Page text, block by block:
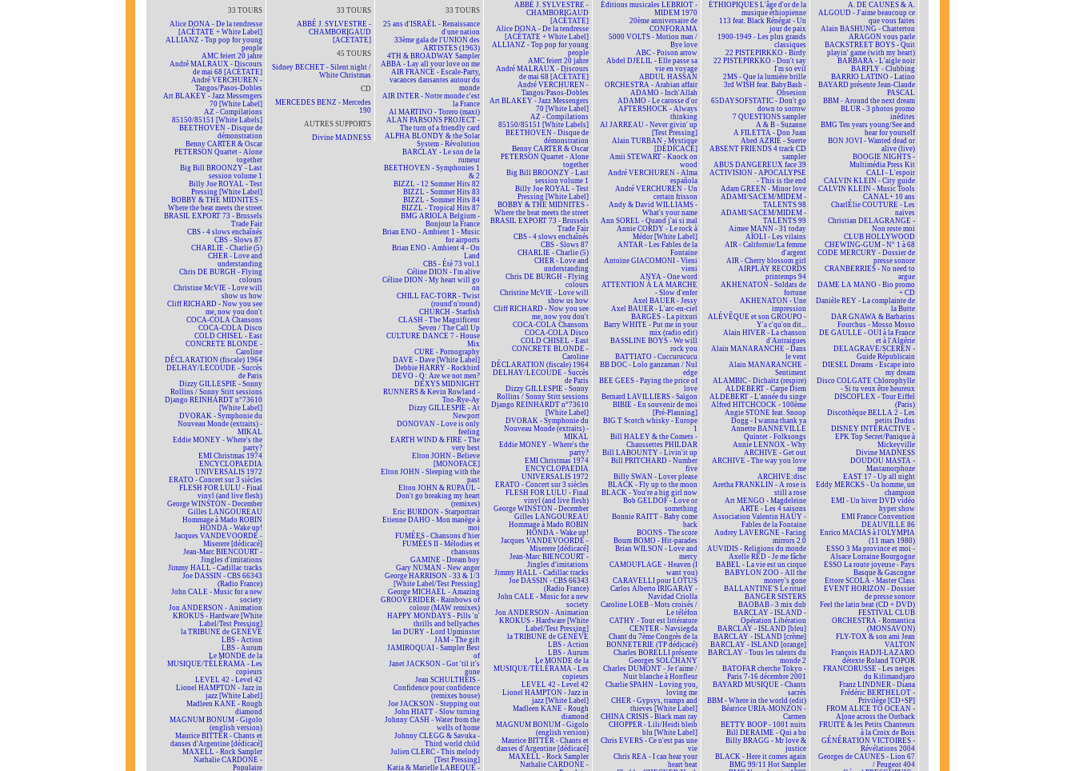
33 TOURS
Alice DONA - De la tendresse
[ACÉTATE + White Label]
ALLIANZ - Top pop for young
people
AMC feiert 20 jahre
André MALRAUX - Discours
de mai 68 [ACÉTATE]
André VERCHUREN -
Tangos/Pasos-Dobles
Art BLAKEY - Jazz Messengers
70 [White Label]
AZ - Compilations
85150/85151 [White Labels]
BEETHOVEN - Disque de
démonstration
Benny CARTER & Oscar
PETERSON Quartet - Alone
together
Big Bill BROONZY - Last
session volume 1
Billy Joe ROYAL - Test
Pressing [White Label]
BOBBY & THE MIDNITES -
Where the beat meets the street
BRASIL EXPORT 73 - Brussels
Trade Fair
CBS - 4 slows enchaînés
CBS - Slows 87
CHARLIE - Charlie (5)
CHER - Love and
understanding
Chris DE BURGH - Flying
colours
Christine McVIE - Love will
show us how
Cliff RICHARD - Now you see
me, now you don't
COCA-COLA Chansons
COCA-COLA Disco
COLD CHISEL - East
CONCRETE BLONDE -
Caroline
DÉCLARATION (fiscale) 1964
DELHAY/LECOUDE - Succès
de Paris
Dizzy GILLESPIE - Sonny
Rollins / Sonny Stitt sessions
Django REINHARDT n°73610
[White Label]
DVORAK - Symphonie du
Nouveau Monde (extraits) -
MIKAL
Eddie MONEY - Where's the
party?
EMI Christmas 1974
ENCYCLOPAEDIA
UNIVERSALIS 1972
ERATO - Concert sur 3 siècles
FLESH FOR LULU - Final
vinyl (and live flesh)
George WINSTON - December
Gilles LANGOUREAU
Hommage à Mado ROBIN
HONDA - Wake up!
Jacques VANDEVOORDE -
Miserere [dédicacé]
Jean-Marc BIENCOURT -
Jingles d'imitations
Jimmy HALL - Cadillac tracks
Joe DASSIN - CBS 66343
(Radio France)
John CALE - Music for a new
society
Jon ANDERSON - Animation
KROKUS - Hardware [White
Label/Test Pressing]
la TRIBUNE de GENÈVE
LBS - Action
LBS - Aurum
Le MONDE de la
MUSIQUE/TÉLÉRAMA - Les
copieurs
LEVEL 42 - Level 42
Lionel HAMPTON - Jazz in
jazz [White Label]
Madleen KANE - Rough
diamond
MAGNUM BONUM - Gigolo
(english version)
Maurice BITTER - Chants et
danses d'Argentine [dédicacé]
MAXELL - Rock Sampler
Nathalie CARDONE -
Populaire
33 TOURS
ABBÉ J. SYLVESTRE -
CHAMBORIGAUD
[ACÉTATE]
45 TOURS
Sidney BECHET - Silent night /
White Christmas
CD
MERCEDES BENZ - Mercedes
190
AUTRES SUPPORTS
Divine MADNESS
33 TOURS
25 ans d'ISRAËL - Renaissance
d'une nation
33ème gala de l'UNION des
ARTISTES (1963)
4TH & BROADWAY Sampler
ABBA - Lay all your love on me
AIR FRANCE - Escale-Party,
vacances dansantes autour du
monde
AIR INTER - Notre monde c'est
la France
Al MARTINO - Torero (maxi)
ALAN PARSONS PROJECT -
The turn of a friendly card
ALPHA BLONDY & the Solar
System - Révolution
BARCLAY - Le son de la
rumeur
BEETHOVEN - Symphonies 1
& 2
BIZZL - 12 Sommer Hits 82
BIZZL - Sommer Hits 83
BIZZL - Sommer Hits 84
BIZZL - Tropical Hits 87
BMG ARIOLA Belgium -
Bonjour la France
Brian ENO - Ambient 1 - Music
for airports
Brian ENO - Ambient 4 - On
Land
CBS - Été 73 vol.1
Céline DION - I'm alive
Céline DION - My heart will go
on
CHILL FAC-TORR - Twist
(round'n'round)
CHURCH - Starfish
CLASH - The Magnificent
Seven / The Call Up
CULTURE DANCE 7 - House
Mix
CURE - Pornography
DAVE - Dave [White Label]
Debbie HARRY - Rockbird
DEVO - Q: Are we not men?
DEXYS MIDNIGHT
RUNNERS & Kevin Rowland -
Too-Rye-Ay
Dizzy GILLESPIE - At
Newport
DONOVAN - Love is only
feeling
EARTH WIND & FIRE - The
very best
Elton JOHN - Believe
[MONOFACE]
Elton JOHN - Sleeping with the
past
Elton JOHN & RUPAUL -
Don't go breaking my heart
(remixes)
Eric BURDON - Starportrait
Etienne DAHO - Mon manège à
moi
FUMÉES - Chansons d'hier
FUMÉES II - Mélodies et
chansons
GAMINE - Dream boy
Gary NUMAN - New anger
George HARRISON - 33 & 1/3
[White Label/Test Pressing]
George MICHAEL - Amazing
GROOVERIDER - Rainbows of
colour (MAW remixes)
HAPPY MONDAYS - Pills 'n'
thrills and bellyaches
Ian DURY - Lord Upminster
JAM - The gift
JAMIROQUAI - Sampler Best
of
Janet JACKSON - Got 'til it's
gone
Jean SCHULTHEIS -
Confidence pour confidence
(remixes house)
Joe JACKSON - Stepping out
John HIATT - Slow turning
Johnny CASH - Water from the
wells of home
Johnny CLEGG & Savuka -
Third world child
Julien CLERC - This melody
[Test Pressing]
Katia & Marielle LABEQUE -
ABBÉ J. SYLVESTRE -
CHAMBORIGAUD
[ACÉTATE]
Alice DONA - De la tendresse
[ACÉTATE + White Label]
ALLIANZ - Top pop for young
people
AMC feiert 20 jahre
André MALRAUX - Discours
de mai 68 [ACÉTATE]
André VERCHUREN -
Tangos/Pasos-Dobles
Art BLAKEY - Jazz Messengers
70 [White Label]
AZ - Compilations
85150/85151 [White Labels]
BEETHOVEN - Disque de
démonstration
Benny CARTER & Oscar
PETERSON Quartet - Alone
together
Big Bill BROONZY - Last
session volume 1
Billy Joe ROYAL - Test
Pressing [White Label]
BOBBY & THE MIDNITES -
Where the beat meets the street
BRASIL EXPORT 73 - Brussels
Trade Fair
CBS - 4 slows enchaînés
CBS - Slows 87
CHARLIE - Charlie (5)
CHER - Love and
understanding
Chris DE BURGH - Flying
colours
Christine McVIE - Love will
show us how
Cliff RICHARD - Now you see
me, now you don't
COCA-COLA Chansons
COCA-COLA Disco
COLD CHISEL - East
CONCRETE BLONDE -
Caroline
DÉCLARATION (fiscale) 1964
DELHAY/LECOUDE - Succès
de Paris
Dizzy GILLESPIE - Sonny
Rollins / Sonny Stitt sessions
Django REINHARDT n°73610
[White Label]
DVORAK - Symphonie du
Nouveau Monde (extraits) -
MIKAL
Eddie MONEY - Where's the
party?
EMI Christmas 1974
ENCYCLOPAEDIA
UNIVERSALIS 1972
ERATO - Concert sur 3 siècles
FLESH FOR LULU - Final
vinyl (and live flesh)
George WINSTON - December
Gilles LANGOUREAU
Hommage à Mado ROBIN
HONDA - Wake up!
Jacques VANDEVOORDE -
Miserere [dédicacé]
Jean-Marc BIENCOURT -
Jingles d'imitations
Jimmy HALL - Cadillac tracks
Joe DASSIN - CBS 66343
(Radio France)
John CALE - Music for a new
society
Jon ANDERSON - Animation
KROKUS - Hardware [White
Label/Test Pressing]
la TRIBUNE de GENÈVE
LBS - Action
LBS - Aurum
Le MONDE de la
MUSIQUE/TÉLÉRAMA - Les
copieurs
LEVEL 42 - Level 42
Lionel HAMPTON - Jazz in
jazz [White Label]
Madleen KANE - Rough
diamond
MAGNUM BONUM - Gigolo
(english version)
Maurice BITTER - Chants et
danses d'Argentine [dédicacé]
MAXELL - Rock Sampler
Nathalie CARDONE -
Éditions musicales LEBRIOT -
MIDEM 1970
20ème anniversaire de
CONFORAMA
5000 VOLTS - Motion man /
Bye love
ABC - Poison arrow
Abdel DJELIL - Elle passe sa
vie en voyage
ABDUL HASSAN
ORCHESTRA - Arabian affair
ADAMO - Inch'Allah
ADAMO - Le carosse d'or
AFTERSHOCK - Always
thinking
Al JARREAU - Never givin' up
[Test Pressing]
Alain TURBAN - Mystique
[DÉDICACÉ]
Amii STEWART - Knock on
wood
André VERCHUREN - Alma
española
André VERCHUREN - Un
certain frisson
Andy & David WILLIAMS -
What's your name
Ann SOREL - Quand j'ai si mal
Annie CORDY - Le rock à
Médor [White Label]
ANTAR - Les Fables de la
Fontaine
Antoine GIACOMONI - Vieni
vieni
ANYA - One word
ATTENTION À LA MARCHE
- Slow d'enfer
Axel BAUER - Jessy
Axel BAUER - L'arc-en-ciel
BARGES - La pitxuri
Barry WHITE - Put me in your
mix (radio edit)
BASSLINE BOYS - We will
rock you
BATTIATO - Cuccurucucu
BB DOC - Lolo ganzaman / Nul
edge
BEE GEES - Paying the price of
love
Bernard LAVILLIERS - Saïgon
BIBIE - En souvenir de moi
[Pré-Planning]
BIG T Scotch whisky - Europe
1
Bill HALEY & the Comets -
Chaussettes PHILDAR
Bill LABOUNTY - Livin'it up
Bill PRITCHARD - Number
five
Billy SWAN - Lover please
BLACK - Fly up to the moon
BLACK - You're a big girl now
Bob GELDOF - Love or
something
Bonnie RAITT - Baby come
back
BOONS - The score
Boum BOMO - Hit-parades
Brian WILSON - Love and
mercy
CAMOUFLAGE - Heaven (I
want you)
CARAVELLI pour LOTUS
Carlos Alberto IRIGARAY -
Navidad Criolla
Caroline LOEB - Mots croisés /
Le téléfon
CATHY - Tout est littérature
CENTER - Navsiegda
Chant du 7ème Congrès de la
BONNETERIE (TP dédicacé)
Charles BORELLI présente
Georges SOLCHANY
Charles DUMONT - Je t'aime /
Nuit blanche à Honfleur
Charlie SPAHN - Loving you,
loving me
CHER - Gypsys, tramps and
thieves [White Label]
CHINA CRISIS - Black man ray
CHOPPER - Lili/Heidi bleib
blu [White Label]
Chris EVERS - Ce n'est pas une
vie
Chris REA - I can hear your
heart beat
ÉTHIOPIQUES L'âge d'or de la
musique éthiopienne
113 feat. Black Rénégat - Un
jour de paix
1900-1949 - Les plus grands
classiques
22 PISTEPIRKKO - Birdy
22 PISTEPIRKKO - Don't say
I'm so evil
2MS - Que la lumière brille
3rd WISH feat. BabyBash -
Obsesion
65DAYSOFSTATIC - Don't go
down to sorrow
7 QUESTIONS sampler
A & B - Suzanne
A FILETTA - Don Juan
Abed AZRIÉ - Suerte
ABSENT FRIENDS 4 track CD
sampler
ABUS DANGEREUX face 39
ACTIVISION - APOCALYPSE
- This is the end
Adam GREEN - Minor love
ADAMI/SACEM/MIDEM -
TALENTS 98
ADAMI/SACEM/MIDEM -
TALENTS 99
Aimee MANN - 31 today
AÏOLI - Les vilains
AIR - Californie/La femme
d'argent
AIR - Cherry blossom girl
AIRPLAY RECORDS
printemps 94
AKHENATON - Soldats de
fortune
AKHENATON - Une
impression
ALÉVÊQUE et son GROUPO -
Y'a c'qu'on dit...
Alain HIVER - La chanson
d'Antraigues
Alain MANARANCHE - Dans
le vent
Alain MANARANCHE -
Sentiment
ALAMBIC - Dichaïtz (respire)
ALDEBERT - Carpe Diem
ALDEBERT - L'année du singe
Alfred HITCHCOCK - 100ème
Angie STONE feat. Snoop
Dogg - I wanna thank ya
Annette BANNEVILLE
Quintet - Folksongs
Annie LENNOX - Why
ARCHIVE - Get out
ARCHIVE - The way you love
me
ARCHIVE:disc
Aretha FRANKLIN - A rose is
still a rose
Art MENGO - Magdeleine
ARTE - Les 4 saisons
Association Valentin HAÜY -
Fables de la Fontaine
Audrey LAVERGNE - Facing
mirrors 2.0
AUVIDIS - Religions du monde
Axelle RED - Je me fâche
BABEL - La vie est un cirque
BABYLON ZOO - All the
money's gone
BALLANTINE'S Le rituel
BANGER SISTERS
BAOBAB - 3 mix dub
BARCLAY - ISLAND -
Opération Libération
BARCLAY - ISLAND [bleu]
BARCLAY - ISLAND [crème]
BARCLAY - ISLAND [orange]
BARCLAY - Tous les talents du
monde 2
BATOFAR cherche Tokyo -
Paris 7-16 décembre 2001
BAYARD MUSIQUE - Chants
sacrés
BBM - Where in the world (edit)
Béatrice URIA-MONZON -
Carmen
BETTY BOOP - 1001 nuits
Bill DERAIME - Qui a bu
Billy BRAGG - Mr love &
justice
BLACK - Here it comes again
BMG 99/11 Hot Sampler
A. DE CAUNES & A.
ALGOUD - J'aime beaucoup ce
que vous faites
Alain BASHUNG - Chatterton
ARAGON vous parle
BACKSTREET BOYS - Quit
playin' game (with my heart)
BARBARA - L'aigle noir
BARFLY - Clubbing
BARRIO LATINO - Latino
BAYARD présente Jean-Claude
PASCAL
BBM - Around the next dream
BLUR - 3 photos promo
inédites
BMG Ten years young/See and
hear for yourself
BON JOVI - Wanted dead or
alive (live)
BOOGIE NIGHTS -
Multimédia Press Kit
CALI - L'espoir
CALVIN KLEIN - City guide
CALVIN KLEIN - Music Tools
CANAL+ 10 ans
CharlÉlie COUTURE - Les
naïves
Christian DELAGRANGE -
Non reste moi
CLUB HOLLYWOOD
CHEWING-GUM - N° 1 à 68
CODE MERCURY - Dossier de
presse sonore
CRANBERRIES - No need to
argue
DAME LA MANO - Bio promo
+ CD
Danièle REY - La complainte de
la Butte
DAR GNAWA & Barbarins
Fourchus - Mosso Mosso
DE GAULLE - OUI à la France
et à l'Algérie
DELAGRAVE/SCEREN -
Guide Républicain
DIESEL Dreams - Escape into
my dream
Disco COLGATE Chlorophylle
- Si tu veux être heureux
DISCOFLEX - Tour Eiffel
(Paris)
Discothèque BELLA 2 - Les
petits Dudus
DISNEY INTERACTIVE -
EPK Top Secret/Panique à
Mickeyville
Divine MADNESS
DOUDOU MASTA -
Mastamorphoze
EAST 17 - Up all night
Eddy MERCKS - Un homme, un
champion
EMI - Un hiver DVD vidéo
hyper show
EMI France Convention
DEAUVILLE 86
Enrico MACIAS à l'OLYMPIA
(11 mars 1980)
ESSO 3 Ma province et moi -
Alsace Lorraine Bourgogne
ESSO La route joyeuse - Pays
Basque & Gascogne
Ettore SCOLA - Master Class
EVENT HORIZON - Dossier
de presse sonore
Feel the latin beat (CD + DVD)
FESTIVAL CLUB
ORCHESTRA - Romantica
(MONSAVON)
FLY-TOX & son ami Jean
VALTON
François HADJI-LAZARO
détexte Roland TOPOR
FRANCORUSSE - Les neiges
du Kilimandjaro
Franz LINDNER - Diana
Frédéric BERTHELOT -
Privilège [CD+SP]
FROM ALICE TO OCEAN -
Alone across the Outback
FRUITÉ & les Petits Chanteurs
à la Croix de Bois
GÉNÉRATION VICTOIRES -
Révélations 2004
Georges de CAUNES - Lion 67
/ Peugeot 404